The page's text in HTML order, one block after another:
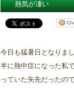
熱気が凄い
今日も猛暑日となりま
半に熱中症になった私
っていた矢先だったの